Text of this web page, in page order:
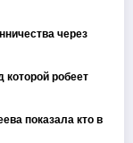
через
робеет
показала кто в